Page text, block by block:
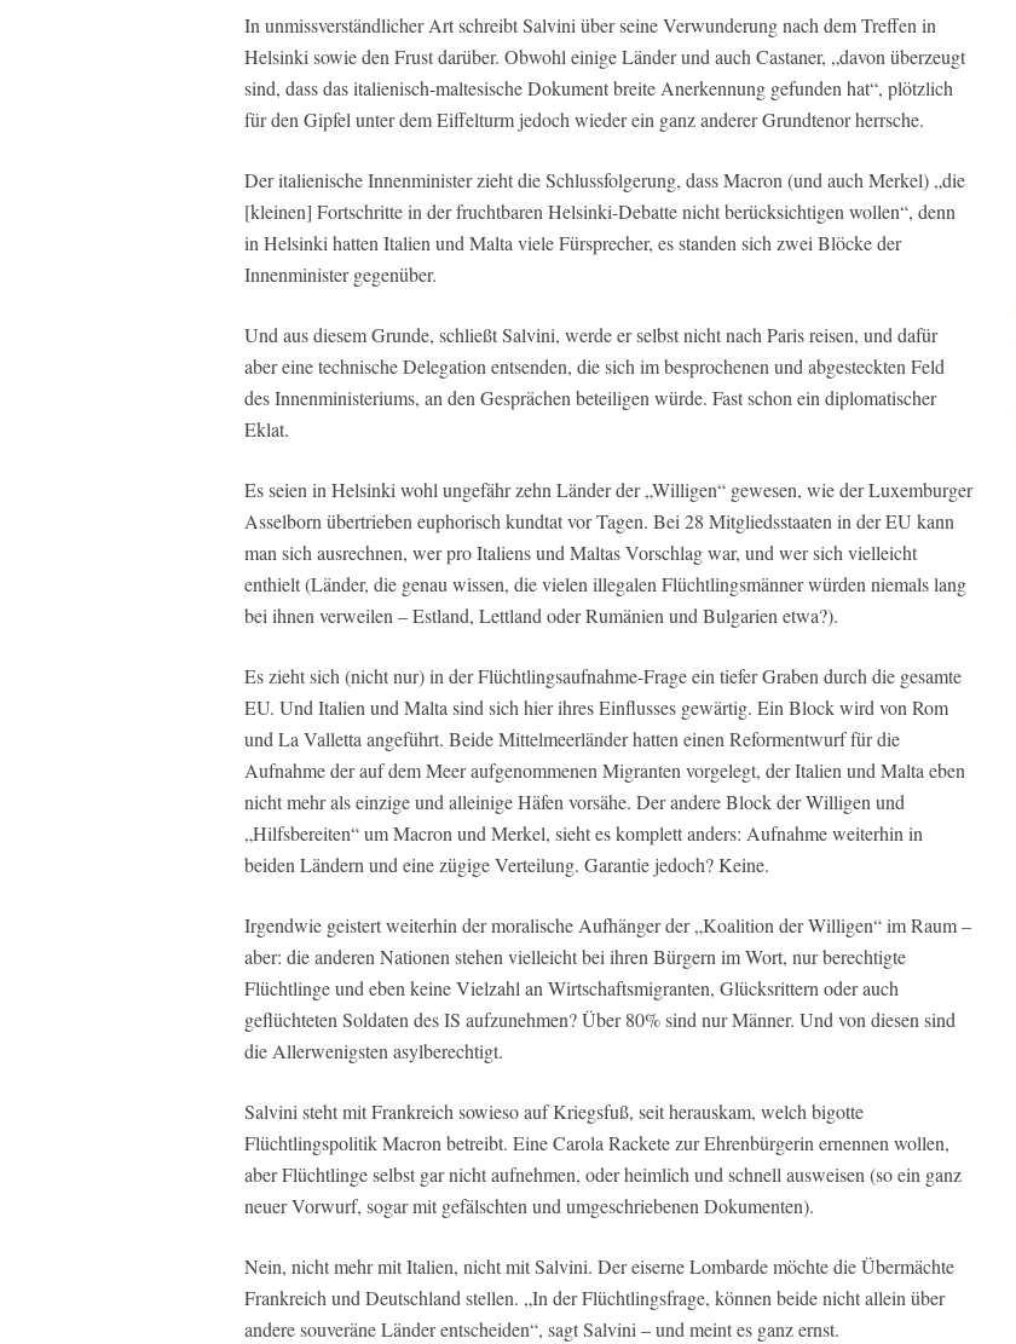
In unmissverständlicher Art schreibt Salvini über seine Verwunderung nach dem Treffen in
Helsinki sowie den Frust darüber. Obwohl einige Länder und auch Castaner, „davon überzeugt
sind, dass das italienisch-maltesische Dokument breite Anerkennung gefunden hat“, plötzlich
für den Gipfel unter dem Eiffelturm jedoch wieder ein ganz anderer Grundtenor herrsche.
Der italienische Innenminister zieht die Schlussfolgerung, dass Macron (und auch Merkel) „die
[kleinen] Fortschritte in der fruchtbaren Helsinki-Debatte nicht berücksichtigen wollen“, denn
in Helsinki hatten Italien und Malta viele Fürsprecher, es standen sich zwei Blöcke der
Innenminister gegenüber.
Und aus diesem Grunde, schließt Salvini, werde er selbst nicht nach Paris reisen, und dafür
aber eine technische Delegation entsenden, die sich im besprochenen und abgesteckten Feld
des Innenministeriums, an den Gesprächen beteiligen würde. Fast schon ein diplomatischer
Eklat.
Es seien in Helsinki wohl ungefähr zehn Länder der „Willigen“ gewesen, wie der Luxemburger
Asselborn übertrieben euphorisch kundtat vor Tagen. Bei 28 Mitgliedsstaaten in der EU kann
man sich ausrechnen, wer pro Italiens und Maltas Vorschlag war, und wer sich vielleicht
enthielt (Länder, die genau wissen, die vielen illegalen Flüchtlingsmänner würden niemals lang
bei ihnen verweilen – Estland, Lettland oder Rumänien und Bulgarien etwa?).
Es zieht sich (nicht nur) in der Flüchtlingsaufnahme-Frage ein tiefer Graben durch die gesamte
EU. Und Italien und Malta sind sich hier ihres Einflusses gewärtig. Ein Block wird von Rom
und La Valletta angeführt. Beide Mittelmeerländer hatten einen Reformentwurf für die
Aufnahme der auf dem Meer aufgenommenen Migranten vorgelegt, der Italien und Malta eben
nicht mehr als einzige und alleinige Häfen vorsähe. Der andere Block der Willigen und
„Hilfsbereiten“ um Macron und Merkel, sieht es komplett anders: Aufnahme weiterhin in
beiden Ländern und eine zügige Verteilung. Garantie jedoch? Keine.
Irgendwie geistert weiterhin der moralische Aufhänger der „Koalition der Willigen“ im Raum –
aber: die anderen Nationen stehen vielleicht bei ihren Bürgern im Wort, nur berechtigte
Flüchtlinge und eben keine Vielzahl an Wirtschaftsmigranten, Glücksrittern oder auch
geflüchteten Soldaten des IS aufzunehmen? Über 80% sind nur Männer. Und von diesen sind
die Allerwenigsten asylberechtigt.
Salvini steht mit Frankreich sowieso auf Kriegsfuß, seit herauskam, welch bigotte
Flüchtlingspolitik Macron betreibt. Eine Carola Rackete zur Ehrenbürgerin ernennen wollen,
aber Flüchtlinge selbst gar nicht aufnehmen, oder heimlich und schnell ausweisen (so ein ganz
neuer Vorwurf, sogar mit gefälschten und umgeschriebenen Dokumenten).
Nein, nicht mehr mit Italien, nicht mit Salvini. Der eiserne Lombarde möchte die Übermächte
Frankreich und Deutschland stellen. „In der Flüchtlingsfrage, können beide nicht allein über
andere souveräne Länder entscheiden“, sagt Salvini – und meint es ganz ernst.